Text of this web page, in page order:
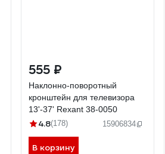
555 ₽
Наклонно-поворотный
кронштейн для телевизора
13'-37' Rexant 38-0050
4.8(178) 15906834
В корзину